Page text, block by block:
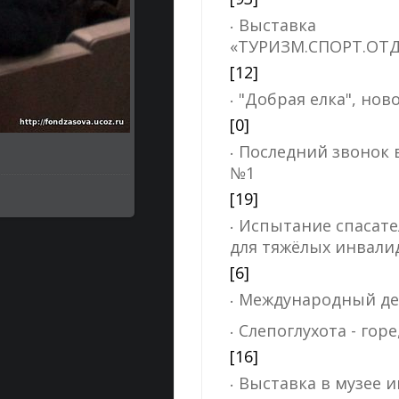
Выставка
[12]
"Добрая елка",
[0]
Последний звонок
№1
[19]
Испытание
для тяжёлых
[6]
Международный
Слепоглухота -
[16]
Выставка в музее